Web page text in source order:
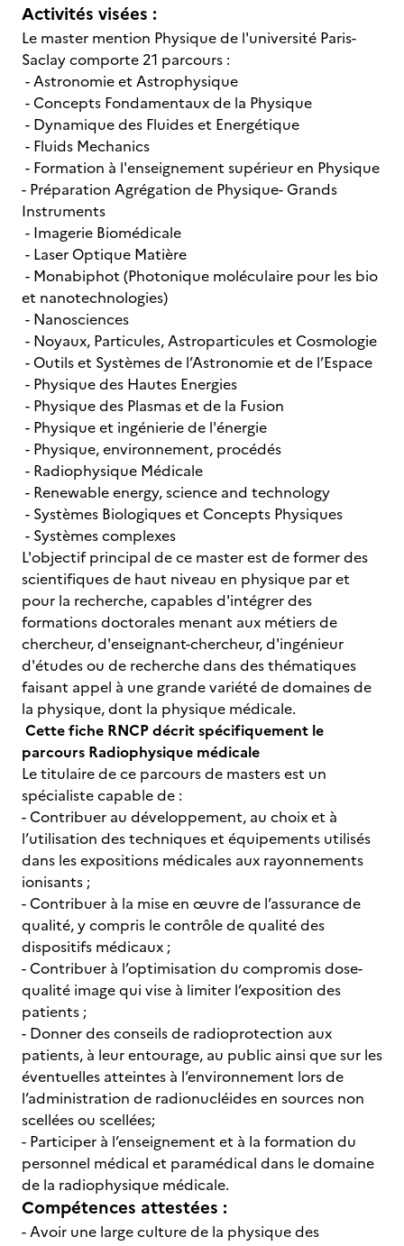
Activités visées :
Le master mention Physique de l'université Paris-
Saclay comporte 21 parcours :
- Astronomie et Astrophysique
- Concepts Fondamentaux de la Physique
- Dynamique des Fluides et Energétique
- Fluids Mechanics
- Formation à l'enseignement supérieur en Physique
- Préparation Agrégation de Physique- Grands
Instruments
- Imagerie Biomédicale
- Laser Optique Matière
- Monabiphot (Photonique moléculaire pour les bio
et nanotechnologies)
- Nanosciences
- Noyaux, Particules, Astroparticules et Cosmologie
- Outils et Systèmes de l’Astronomie et de l’Espace
- Physique des Hautes Energies
- Physique des Plasmas et de la Fusion
- Physique et ingénierie de l'énergie
- Physique, environnement, procédés
- Radiophysique Médicale
- Renewable energy, science and technology
- Systèmes Biologiques et Concepts Physiques
- Systèmes complexes
L'objectif principal de ce master est de former des
scientifiques de haut niveau en physique par et
pour la recherche, capables d'intégrer des
formations doctorales menant aux métiers de
chercheur, d'enseignant-chercheur, d'ingénieur
d'études ou de recherche dans des thématiques
faisant appel à une grande variété de domaines de
la physique, dont la physique médicale.
Cette fiche RNCP décrit spécifiquement le
parcours Radiophysique médicale
Le titulaire de ce parcours de masters est un
spécialiste capable de :
- Contribuer au développement, au choix et à
l’utilisation des techniques et équipements utilisés
dans les expositions médicales aux rayonnements
ionisants ;
- Contribuer à la mise en œuvre de l’assurance de
qualité, y compris le contrôle de qualité des
dispositifs médicaux ;
- Contribuer à l’optimisation du compromis dose-
qualité image qui vise à limiter l’exposition des
patients ;
- Donner des conseils de radioprotection aux
patients, à leur entourage, au public ainsi que sur les
éventuelles atteintes à l’environnement lors de
l’administration de radionucléides en sources non
scellées ou scellées;
- Participer à l’enseignement et à la formation du
personnel médical et paramédical dans le domaine
de la radiophysique médicale.
Compétences attestées :
- Avoir une large culture de la physique des